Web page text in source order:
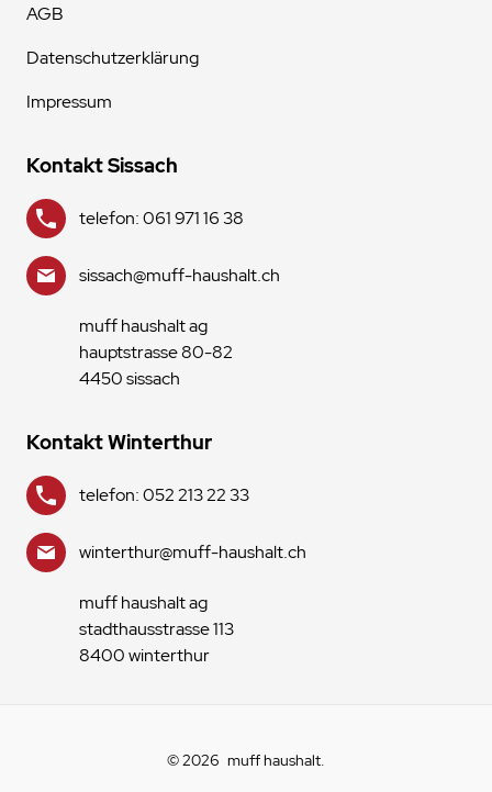
AGB
Datenschutzerklärung
Impressum
Kontakt Sissach
telefon: 061 971 16 38
sissach@muff-haushalt.ch
muff haushalt ag
hauptstrasse 80-82
4450 sissach
Kontakt Winterthur
telefon: 052 213 22 33
winterthur@muff-haushalt.ch
muff haushalt ag
stadthausstrasse 113
8400 winterthur
© 2026 muff haushalt.